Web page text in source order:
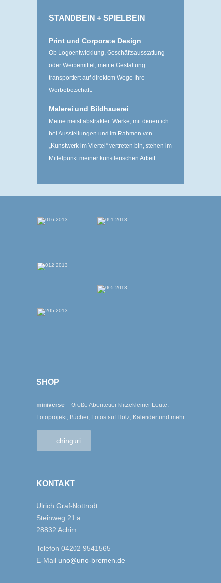
STANDBEIN + SPIELBEIN
Print und Corporate Design
Ob Logoentwicklung, Geschäftsausstattung
oder Werbemittel, meine Gestaltung
transportiert auf direktem Wege Ihre
Werbebotschaft.
Malerei und Bildhauerei
Meine meist abstrakten Werke, mit denen ich
bei Ausstellungen und im Rahmen von
„Kunstwerk im Viertel“ ­vertreten bin, stehen im
Mittelpunkt meiner ­künstlerischen Arbeit.
SHOP
miniverse – Große Abenteuer klitzekleiner Leute:
Fotoprojekt, Bücher, Fotos auf Holz, Kalender und mehr
chinguri
KONTAKT
Ulrich Graf-Nottrodt
Steinweg 21 a
28832 Achim
Telefon 04202 9541565
E-Mail uno@uno-bremen.de